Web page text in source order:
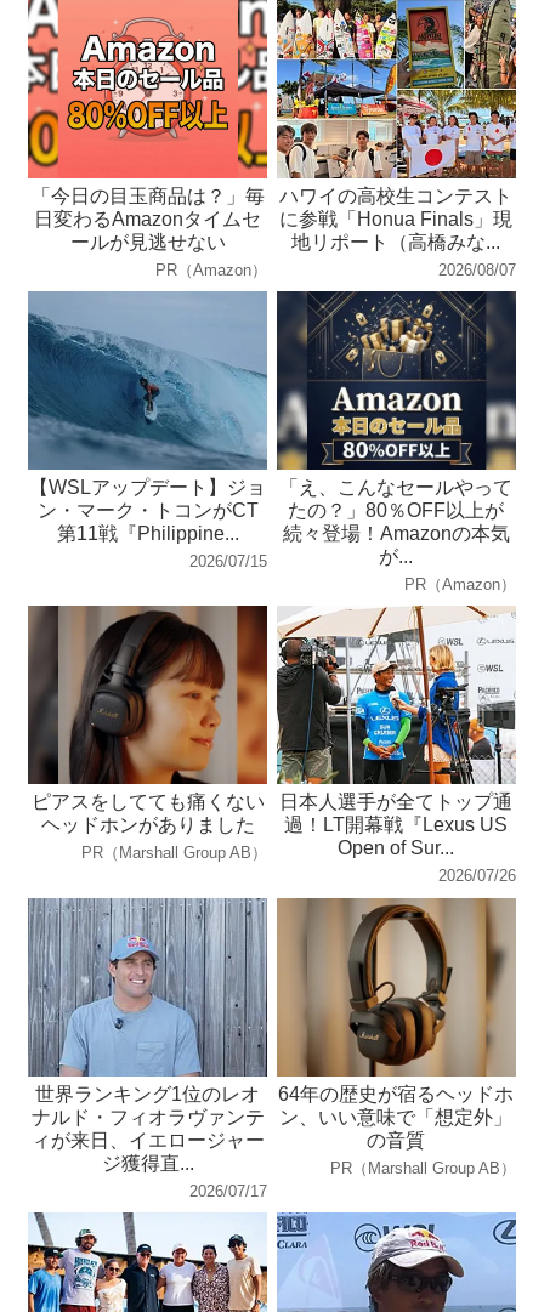
「今日の目玉商品は？」毎
日変わるAmazonタイムセ
ールが見逃せない
PR（Amazon）
ハワイの高校生コンテスト
に参戦「Honua Finals」現
地リポート（高橋みな...
2026/08/07
【WSLアップデート】ジョ
ン・マーク・トコンがCT
第11戦『Philippine...
2026/07/15
「え、こんなセールやって
たの？」80％OFF以上が
続々登場！Amazonの本気
が...
PR（Amazon）
ピアスをしてても痛くない
ヘッドホンがありました
PR（Marshall Group AB）
日本人選手が全てトップ通
過！LT開幕戦『Lexus US
Open of Sur...
2026/07/26
世界ランキング1位のレオ
ナルド・フィオラヴァンテ
ィが来日、イエロージャー
ジ獲得直...
2026/07/17
64年の歴史が宿るヘッドホ
ン、いい意味で「想定外」
の音質
PR（Marshall Group AB）